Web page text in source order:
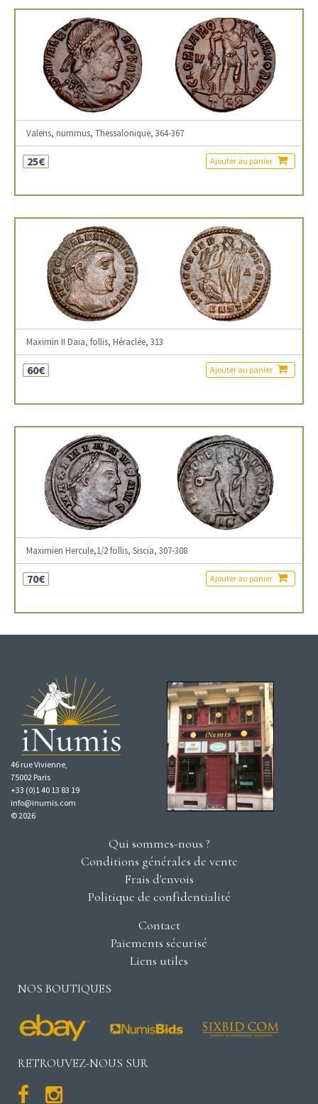
Valens, nummus, Thessalonique, 364-367
25€ Ajouter au panier
Maximin II Daia, follis, Héraclée, 313
60€ Ajouter au panier
Maximien Hercule,1/2 follis, Siscia, 307-308
70€ Ajouter au panier
46 rue Vivienne,
75002 Paris
+33 (0)1 40 13 83 19
info@inumis.com
© 2026
Qui sommes-nous ?
Conditions générales de vente
Frais d'envois
Politique de confidentialité
Contact
Paiements sécurisé
Liens utiles
NOS BOUTIQUES
RETROUVEZ-NOUS SUR